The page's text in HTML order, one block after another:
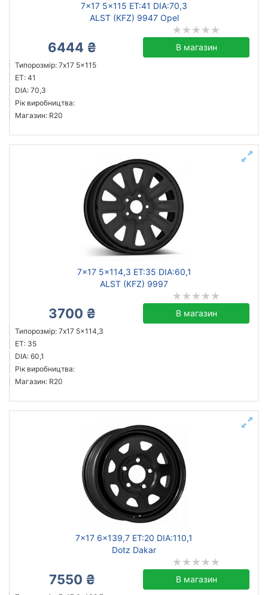
7x17 5x115 ET:41 DIA:70,3
ALST (KFZ) 9947 Opel
6444 ₴ В магазин
Типорозмір: 7x17 5x115
ET: 41
DIA: 70,3
Рік виробництва:
Магазин: R20
7x17 5x114,3 ET:35 DIA:60,1
ALST (KFZ) 9997
3700 ₴ В магазин
Типорозмір: 7x17 5x114,3
ET: 35
DIA: 60,1
Рік виробництва:
Магазин: R20
7x17 6x139,7 ET:20 DIA:110,1
Dotz Dakar
7550 ₴ В магазин